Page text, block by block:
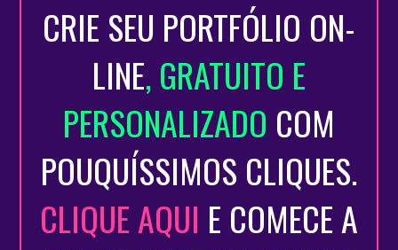
CRIE SEU PORTFÓLIO ON-
LINE, GRATUITO E
PERSONALIZADO COM
POUQUÍSSIMOS CLIQUES.
CLIQUE AQUI E COMECE A